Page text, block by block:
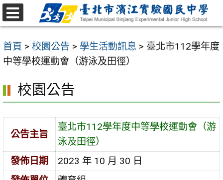
跳
至
要
內
區
首頁 > 校園公告 > 學生活動訊息 > 臺北市112學年度
中等學校運動會（游泳及田徑）
校園公告
公告主旨
臺北市112學年度中等學校運動會（游
泳及田徑）
發佈日期
2023 年 10 月 30 日
選
單